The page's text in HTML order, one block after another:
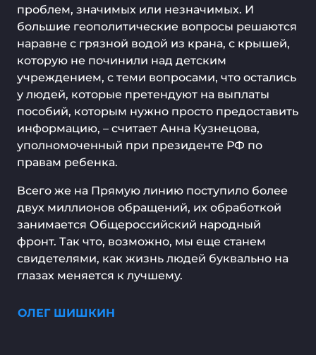
проблем, значимых или незначимых. И
большие геополитические вопросы решаются
наравне с грязной водой из крана, с крышей,
которую не починили над детским
учреждением, с теми вопросами, что остались
у людей, которые претендуют на выплаты
пособий, которым нужно просто предоставить
информацию, – считает Анна Кузнецова,
уполномоченный при президенте РФ по
правам ребенка.
Всего же на Прямую линию поступило более
двух миллионов обращений, их обработкой
занимается Общероссийский народный
фронт. Так что, возможно, мы еще станем
свидетелями, как жизнь людей буквально на
глазах меняется к лучшему.
ОЛЕГ ШИШКИН